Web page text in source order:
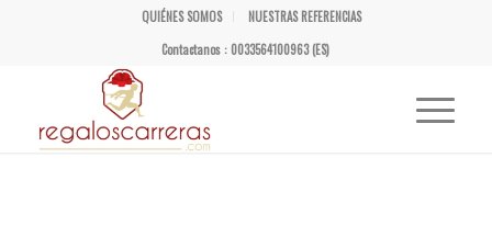
QUIÉNES SOMOS
NUESTRAS REFERENCIAS
Contactanos : 0033564100963 (ES)